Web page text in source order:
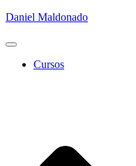
Daniel Maldonado
Cambiar
Cursos